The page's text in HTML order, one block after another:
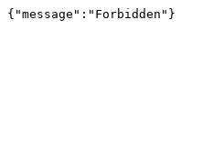
{"message":"Forbidden"}